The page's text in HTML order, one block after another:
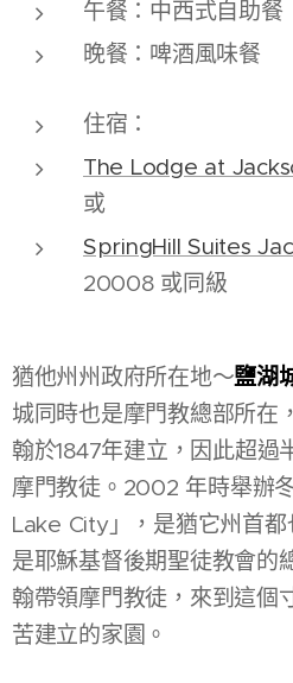
午餐：中西式自助餐
晚餐：啤酒風味餐
住宿：
The Lodge at
或
SpringHill Suites
20008 或同級
猶他州州政府所在地～鹽湖
城同時也是摩門教總部所在
翰於1847年建立，因此超過
摩門教徒。2002 年時舉辦
Lake City」，是猶它州首
是耶穌基督後期聖徒教會的
翰帶領摩門教徒，來到這個
苦建立的家園。